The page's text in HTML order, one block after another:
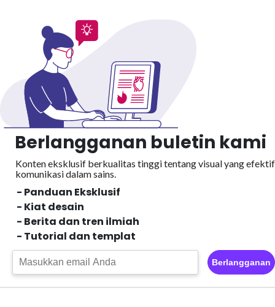
Berlangganan buletin kami
Konten eksklusif berkualitas tinggi tentang visual yang efektif
komunikasi dalam sains.
- Panduan Eksklusif
- Kiat desain
- Berita dan tren ilmiah
- Tutorial dan templat
Berlangganan